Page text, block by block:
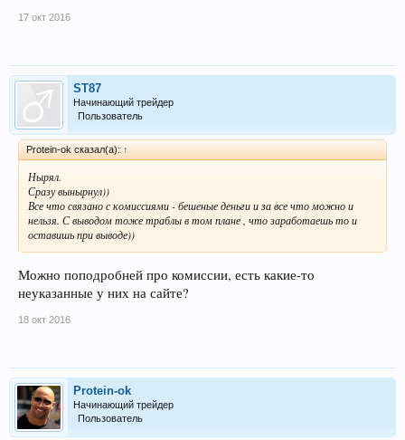
17 окт 2016
ST87
Начинающий трейдер
Пользователь
Protein-ok сказал(а): ↑
Нырял.
Сразу вынырнул))
Все что связано с комиссиями - бешеные деньги и за все что можно и
нельзя. С выводом тоже траблы в том плане , что заработаешь то и
оставишь при выводе))
Можно поподробней про комиссии, есть какие-то
неуказанные у них на сайте?
18 окт 2016
Protein-ok
Начинающий трейдер
Пользователь